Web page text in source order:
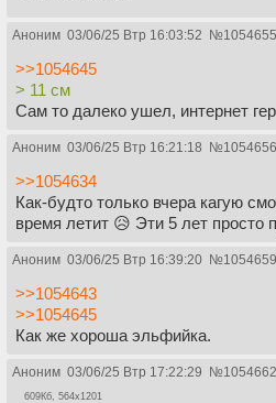
Аноним 03/06/25 Втр 16:03:52 №1054655
>>1054645
> 11 см
Сам то далеко ушел, интернет
Аноним 03/06/25 Втр 16:21:18 №1054656
>>1054634
Как-будто только вчера кагую
время летит 😥 Эти 5 лет просто
Аноним 03/06/25 Втр 16:39:20 №1054659
>>1054643
>>1054645
Как же хороша эльфийка.
Аноним 03/06/25 Втр 17:22:29 №1054662
609Кб, 564x1201